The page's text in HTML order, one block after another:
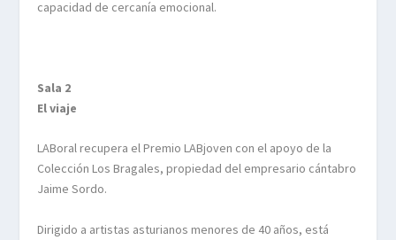
capacidad de cercanía emocional.
Sala 2
El viaje
LABoral recupera el Premio LABjoven con el apoyo de la
Colección Los Bragales, propiedad del empresario cántabro
Jaime Sordo.
Dirigido a artistas asturianos menores de 40 años, está